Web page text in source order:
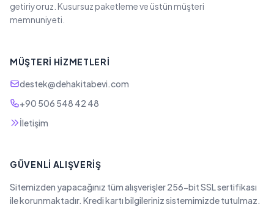
getiriyoruz. Kusursuz paketleme ve üstün müşteri
memnuniyeti.
MÜŞTERI HIZMETLERI
destek@dehakitabevi.com
+90 506 548 42 48
İletişim
GÜVENLI ALIŞVERIŞ
Sitemizden yapacağınız tüm alışverişler 256-bit SSL sertifikası
ile korunmaktadır. Kredi kartı bilgileriniz sistemimizde tutulmaz.